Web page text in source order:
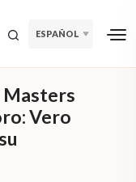
ESPAÑOL
Masters
Vero